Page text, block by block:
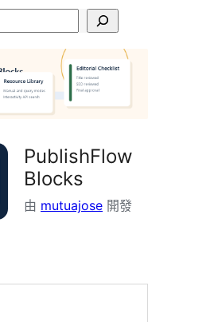
PublishFlow
Blocks
由 mutuajose 開發